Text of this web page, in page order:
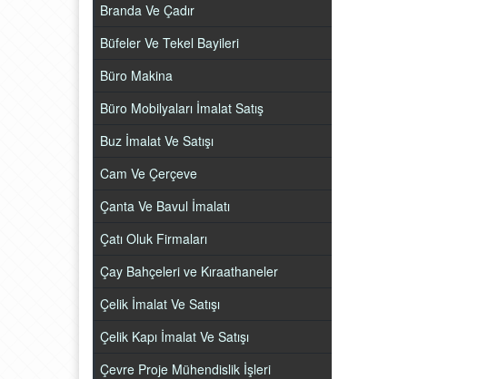
Branda Ve Çadır
Büfeler Ve Tekel Bayileri
Büro Makina
Büro Mobilyaları İmalat Satış
Buz İmalat Ve Satışı
Cam Ve Çerçeve
Çanta Ve Bavul İmalatı
Çatı Oluk Firmaları
Çay Bahçeleri ve Kıraathaneler
Çelik İmalat Ve Satışı
Çelik Kapı İmalat Ve Satışı
Çevre Proje Mühendislik İşleri